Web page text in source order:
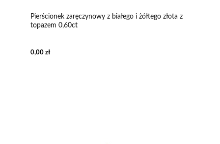
Pierścionek zaręczynowy z białego i żółtego złota z
topazem 0,60ct
0,00 zł